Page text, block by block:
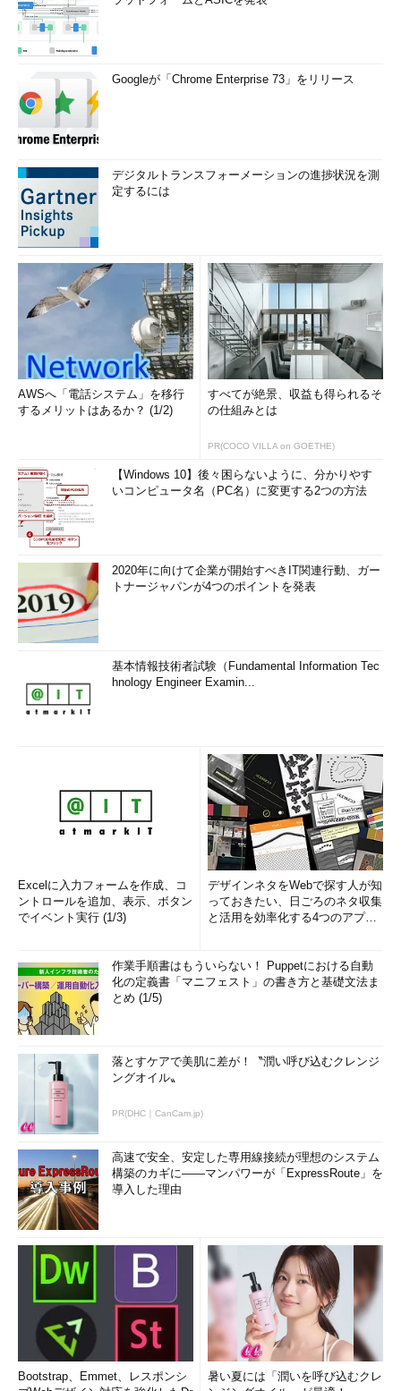
Googleが「Chrome Enterprise 73」をリリース
デジタルトランスフォーメーションの進捗状況を測
定するには
AWSへ「電話システム」を移行
するメリットはあるか？ (1/2)
すべてが絶景、収益も得られるそ
の仕組みとは
PR(COCO VILLA on GOETHE)
【Windows 10】後々困らないように、分かりやす
いコンピュータ名（PC名）に変更する2つの方法
2020年に向けて企業が開始すべきIT関連行動、ガー
トナージャパンが4つのポイントを発表
基本情報技術者試験（Fundamental Information Tec
hnology Engineer Examin...
Excelに入力フォームを作成、コ
ントロールを追加、表示、ボタン
でイベント実行 (1/3)
デザインネタをWebで探す人が知
っておきたい、日ごろのネタ収集
と活用を効率化する4つのアプリ
作業手順書はもういらない！ Puppetにおける自動
化の定義書「マニフェスト」の書き方と基礎文法ま
とめ (1/5)
落とすケアで美肌に差が！〝潤い呼び込むクレンジ
ングオイル〟
PR(DHC｜CanCam.jp)
高速で安全、安定した専用線接続が理想のシステム
構築のカギに――マンパワーが「ExpressRoute」を
導入した理由
Bootstrap、Emmet、レスポンシ
暑い夏には「潤いを呼び込むクレ